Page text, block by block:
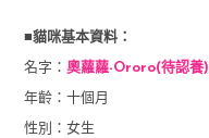
■貓咪基本資料：
名字： 奧蘿蘿-Ororo(待認養)
年齡：十個月
性別：女生